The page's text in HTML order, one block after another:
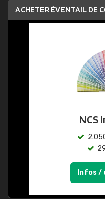
ACHETER ÉVENTAIL DE
NCS
Infos /